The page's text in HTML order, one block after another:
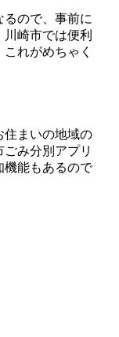
るので、事前に
崎市では便利
れがめちゃく
住まいの地域の
み分別アプリ
機能もあるので